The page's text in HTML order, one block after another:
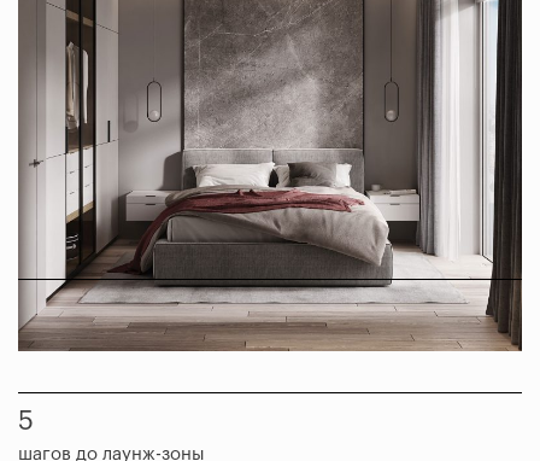
минуты до многофункционального спортзала
5
шагов до лаунж-зоны